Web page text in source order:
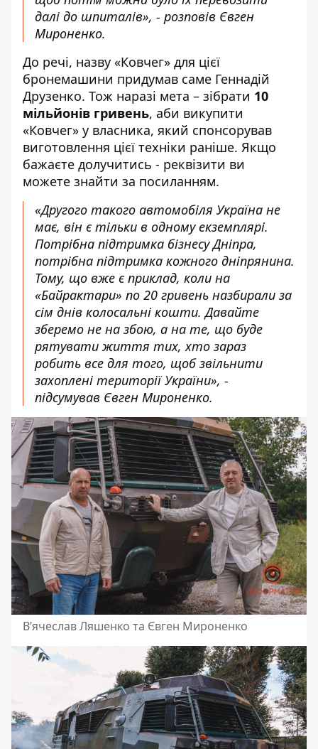
далі до шпиталів», - розповів Євген
Мироненко.
До речі, назву «Ковчег» для цієї
бронемашини придумав саме Геннадій
Друзенко. Тож наразі мета – зібрати 10
мільйонів гривень, аби викупити
«Ковчег» у власника, який спонсорував
виготовлення цієї техніки раніше. Якщо
бажаєте долучитись - реквізити ви
можете знайти за посиланням.
«Другого такого автомобіля Україна не
має, він є тільки в одному екземплярі.
Потрібна підтримка бізнесу Дніпра,
потрібна підтримка кожного дніпрянина.
Тому, що вже є приклад, коли на
«Байрактари» по 20 гривень назбирали за
сім днів колосальні кошти. Давайте
зберемо не на збою, а на те, що буде
рятувати життя тих, хто зараз
робить все для того, щоб звільнити
захоплені території України», -
підсумував Євген Мироненко.
В’ячеслав Ляшенко та Євген Мироненко